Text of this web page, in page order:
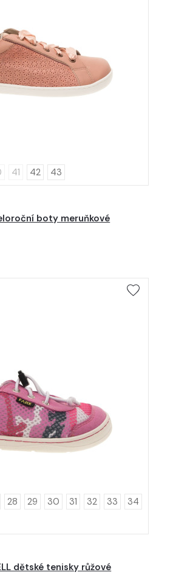
41 42 43
boty meruňkové
28 29 30 31 32 33
34
dětské tenisky růžové